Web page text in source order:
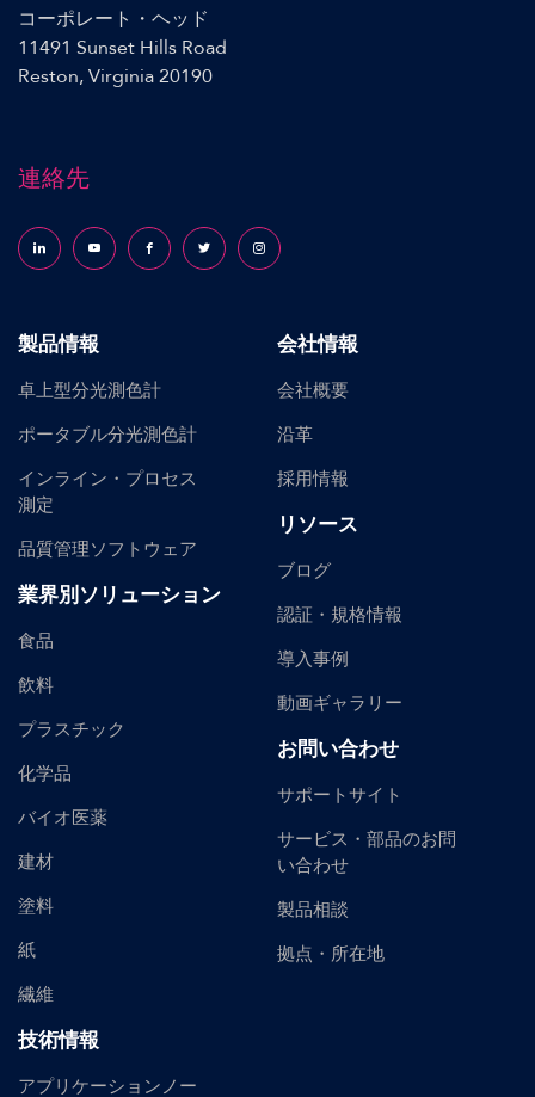
コーポレート・ヘッド
11491 Sunset Hills Road
Reston, Virginia 20190
連絡先
Follow us on LinkedInFollow us on YouTubeFollow us on Facebook
Follow us on X (formerly Twitter)
Follow us on Instagram
製品情報
卓上型分光測色計
ポータブル分光測色計
インライン・プロセス
測定
品質管理ソフトウェア
業界別ソリューション
食品
飲料
プラスチック
化学品
バイオ医薬
建材
塗料
紙
繊維
技術情報
アプリケーションノー
会社情報
会社概要
沿革
採用情報
リソース
ブログ
認証・規格情報
導入事例
動画ギャラリー
お問い合わせ
サポートサイト
サービス・部品のお問
い合わせ
製品相談
拠点・所在地